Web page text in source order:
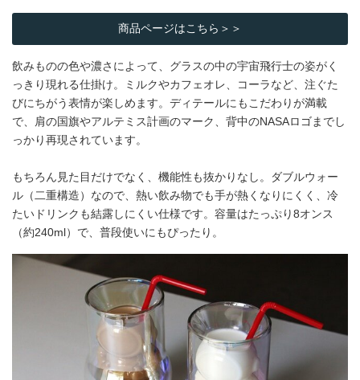
商品ページはこちら＞＞
飲みものの色や濃さによって、グラスの中の宇宙飛行士の姿がく
っきり現れる仕掛け。ミルクやカフェオレ、コーラなど、注ぐた
びにちがう表情が楽しめます。ディテールにもこだわりが満載
で、肩の国旗やアルテミス計画のマーク、背中のNASAロゴまでし
っかり再現されています。
もちろん見た目だけでなく、機能性も抜かりなし。ダブルウォー
ル（二重構造）なので、熱い飲み物でも手が熱くなりにくく、冷
たいドリンクも結露しにくい仕様です。容量はたっぷり8オンス
（約240ml）で、普段使いにもぴったり。